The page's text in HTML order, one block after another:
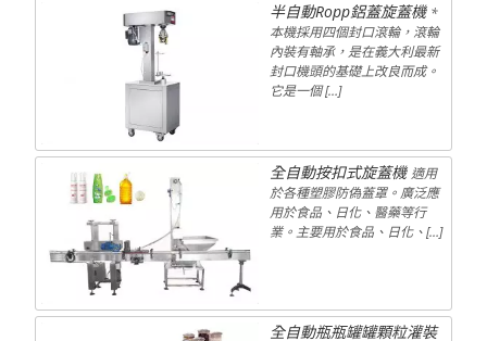
半自動Ropp鋁蓋旋蓋機 *
本機採用四個封口滾輪，滾輪
內裝有軸承，是在義大利最新
封口機頭的基礎上改良而成。
它是一個 […]
全自動按扣式旋蓋機 適用
於各種塑膠防偽蓋罩。廣泛應
用於食品、日化、醫藥等行
業。主要用於食品、日化、[…]
全自動瓶瓶罐罐顆粒灌裝